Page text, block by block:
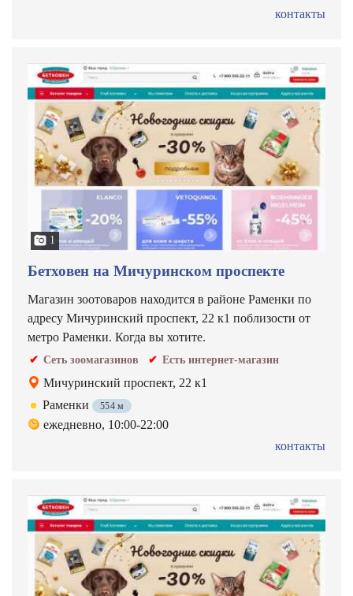
контакты
1
Бетховен на Мичуринском проспекте
Магазин зоотоваров находится в районе Раменки по
адресу Мичуринский проспект, 22 к1 поблизости от
метро Раменки. Когда вы хотите.
Сеть зоомагазинов Есть интернет-магазин
Мичуринский проспект, 22 к1
Раменки
554 м
ежедневно, 10:00-22:00
контакты